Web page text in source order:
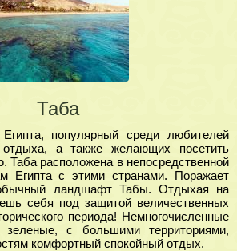
Таба
популярный среди любителей
отдыха, а также желающих посетить
Таба расположена в непосредственной
Египта с этими странами. Поражает
ландшафт Табы. Отдыхая на
себя под защитой величественных
периода! Немногочисленные
с большими территориями,
комфортный спокойный отдых.